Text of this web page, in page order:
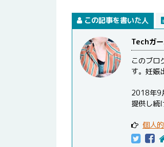
この記事を書いた人
Techガ
このブロ
す。妊娠
2018年9
提供し続
個人